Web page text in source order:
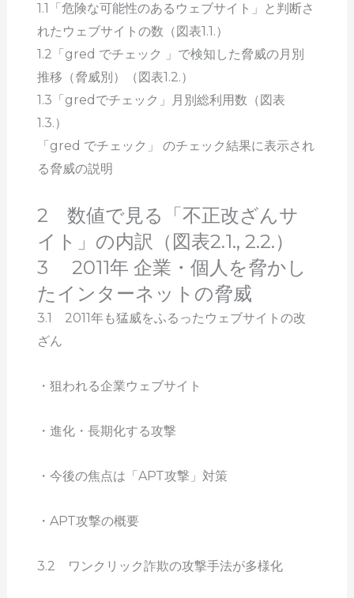
1.1「危険な可能性のあるウェブサイト」と判断さ
れたウェブサイトの数（図表1.1.）
1.2「gred でチェック 」で検知した脅威の月別
推移（脅威別）（図表1.2.）
1.3「gredでチェック」月別総利用数（図表
1.3.）
「gred でチェック」 のチェック結果に表示され
る脅威の説明
2 数値で見る「不正改ざんサ
イト」の内訳（図表2.1., 2.2.）
3 2011年 企業・個人を脅かし
たインターネットの脅威
3.1 2011年も猛威をふるったウェブサイトの改
ざん
・狙われる企業ウェブサイト
・進化・長期化する攻撃
・今後の焦点は「APT攻撃」対策
・APT攻撃の概要
3.2 ワンクリック詐欺の攻撃手法が多様化